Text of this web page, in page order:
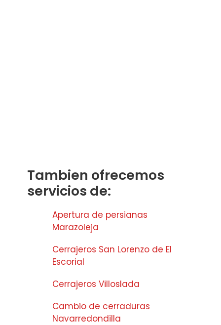
Tambien ofrecemos
servicios de:
Apertura de persianas
Marazoleja
Cerrajeros San Lorenzo de El
Escorial
Cerrajeros Villoslada
Cambio de cerraduras
Navarredondilla